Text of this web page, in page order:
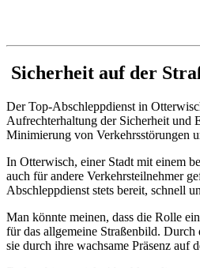
Sicherheit auf der
Der Top-Abschleppdienst in
Aufrechterhaltung der Sicherheit und
Minimierung von Verkehrsstörungen
In Otterwisch, einer Stadt mit einem
auch für andere Verkehrsteilnehmer
Abschleppdienst stets bereit, schnell
Man könnte meinen, dass die Rolle
für das allgemeine Straßenbild. Durch
sie durch ihre wachsame Präsenz auf